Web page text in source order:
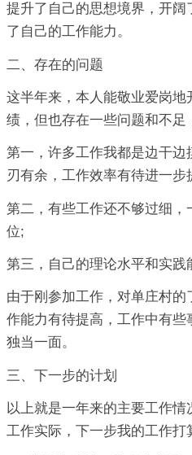
提升了自己的思想境界，开
了自己的工作能力。
二、存在的问题
这半年来，本人能敬业爱岗
绩，但也存在一些问题和不足
第一，许多工作我都是边干
刃有余，工作效率有待进一步
第二，有些工作还不够过细，
位;
第三，自己的理论水平和实践
由于刚参加工作，对单庄村
作能力有待提高，工作中有
独当一面。
三、下一步的计划
以上就是一年来的主要工作
工作实际，下一步我的工作打